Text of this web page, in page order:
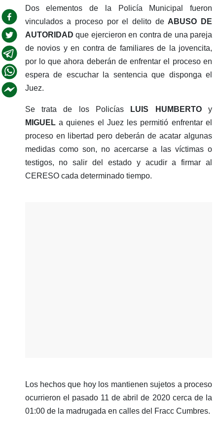
Dos elementos de la Policía Municipal fueron
vinculados a proceso por el delito de ABUSO DE
AUTORIDAD que ejercieron en contra de una pareja
de novios y en contra de familiares de la jovencita,
por lo que ahora deberán de enfrentar el proceso en
espera de escuchar la sentencia que disponga el
Juez.
Se trata de los Policías LUIS HUMBERTOy
MIGUELa quienes el Juez les permitió enfrentar el
proceso en libertad pero deberán de acatar algunas
medidas como son, no acercarse a las víctimas o
testigos, no salir del estado y acudir a firmar al
CERESO cada determinado tiempo.
Los hechos que hoy los mantienen sujetos a proceso
ocurrieron el pasado 11 de abril de 2020 cerca de la
01:00 de la madrugada en calles del Fracc Cumbres.